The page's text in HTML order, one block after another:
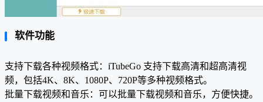
软件功能
支持下载各种视频格式：iTubeGo 支持下载高清和超高清视
频，包括4K、8K、1080P、720P等多种视频格式。
批量下载视频和音乐：可以批量下载视频和音乐，方便快捷。